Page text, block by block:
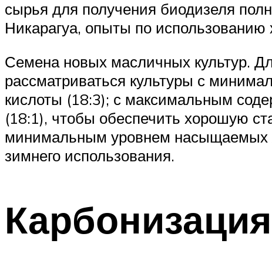
сырья для получения биодизеля
Никарагуа, опыты по
Семена новых масличных культур.
рассматриваться культуры с
кислоты (18:3); с максимальным
(18:1), чтобы обеспечить хорошую
минимальным уровнем насыщаемых
зимнего использования.